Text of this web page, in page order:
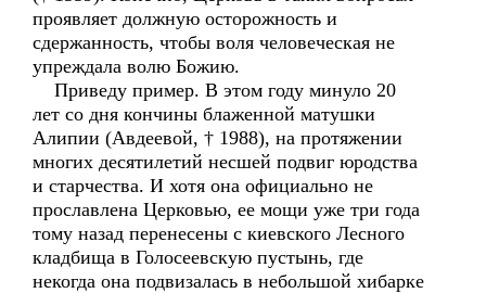
проявляет должную осторожность и
сдержанность, чтобы воля человеческая не
упреждала волю Божию.
Приведу пример. В этом году минуло 20
лет со дня кончины блаженной матушки
Алипии (Авдеевой, † 1988), на протяжении
многих десятилетий несшей подвиг юродства
и старчества. И хотя она официально не
прославлена Церковью, ее мощи уже три года
тому назад перенесены с киевского Лесного
кладбища в Голосеевскую пустынь, где
некогда она подвизалась в небольшой хибарке